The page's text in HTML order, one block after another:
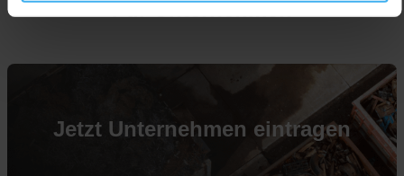
Für Unternehmen
Jetzt Unternehmen eintragen